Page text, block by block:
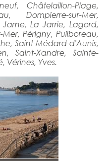
Châtelaillon-Plage,
Dompierre-sur-Mer,
Jarne, La Jarrie, Lagord,
Mer, Périgny, Puilboreau,
Saint-Médard-d'Aunis,
Saint-Xandre, Sainte-
Vérines, Yves.